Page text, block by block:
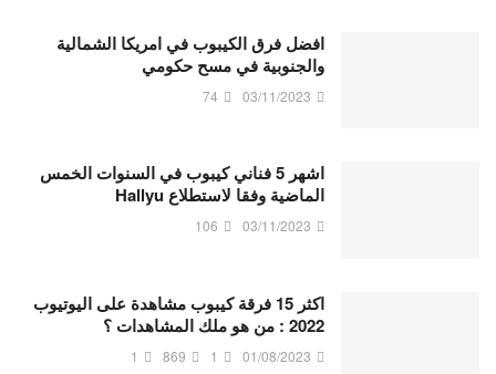
افضل فرق الكيبوب في امريكا الشمالية
والجنوبية في مسح حكومي
03/11/2023
74
اشهر 5 فناني كيبوب في السنوات الخمس
الماضية وفقا لاستطلاع Hallyu
03/11/2023
106
اكثر 15 فرقة كيبوب مشاهدة على اليوتيوب
2022 : من هو ملك المشاهدات ؟
01/08/2023
1
869
1